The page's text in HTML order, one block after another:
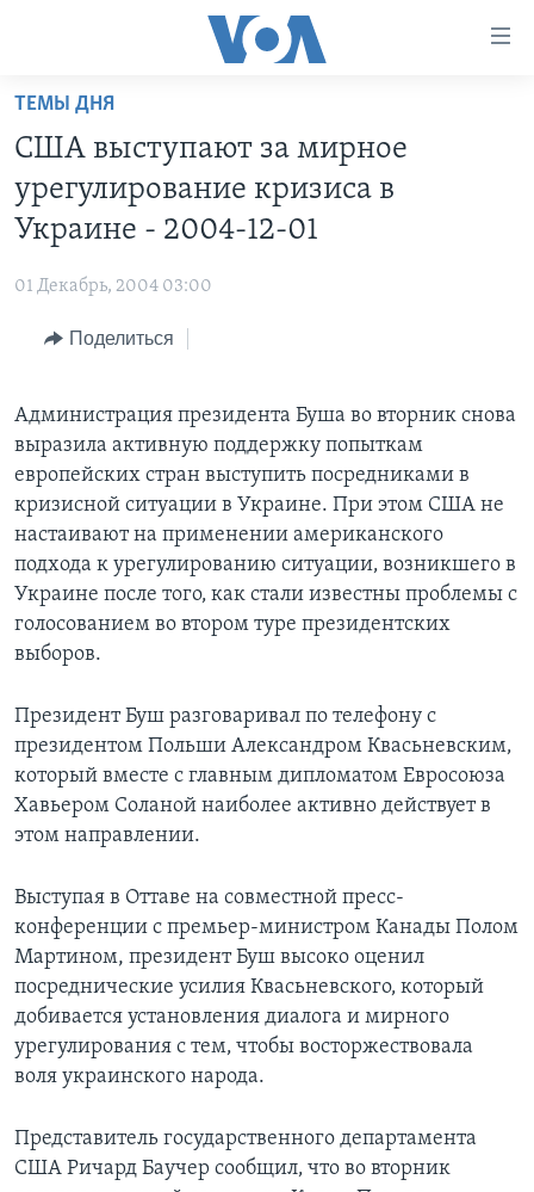
Перейти
основной
контент
Перейти
основной
навигации
Перейти
ИТОГИ
ПОЧЕМУ ЭТО ВАЖНО?
НЬЮ-ЙОРК NEW YORK
АМЕРИКА. БОЛЬШОЕ ПУТЕШЕСТВИЕ
ПРОЕКТЫ
НАША АМЕРИКАНСКАЯ ИСТОРИЯ
А КАК В АМЕРИКЕ?
АМЕРИКАНСКИЕ ГОРОДКИ
ТЕСТЫ
ИНТЕРВЬЮ
ФАКТЫ ПРОТИВ ФЕЙКОВ
УЧИМ АНГЛИЙСКИЙ
ВИДЕО
ПОДПИСКА НА НОВОСТИ
Learning English
СОЦИАЛЬНЫЕ СЕТИ
Языки
ТЕМЫ ДНЯ
США выступают за мирное
урегулирование кризиса в
Украине - 2004-12-01
01 Декабрь, 2004 03:00
Поделиться
Администрация президента Буша во вторник снова
выразила активную поддержку попыткам
европейских стран выступить посредниками в
кризисной ситуации в Украине. При этом США не
настаивают на применении американского
подхода к урегулированию ситуации‚ возникшего в
Украине после того‚ как стали известны проблемы с
голосованием во втором туре президентских
выборов.
Президент Буш разговаривал по телефону с
президентом Польши Александром Квасьневским‚
который вместе с главным дипломатом Евросоюза
Хавьером Соланой наиболее активно действует в
этом направлении.
Выступая в Оттаве на совместной пресс-
конференции с премьер-министром Канады Полом
Мартином, президент Буш высоко оценил
посреднические усилия Квасьневского‚ который
добивается установления диалога и мирного
урегулирования с тем‚ чтобы восторжествовала
воля украинского народа.
Представитель государственного департамента
США Ричард Баучер сообщил‚ что во вторник